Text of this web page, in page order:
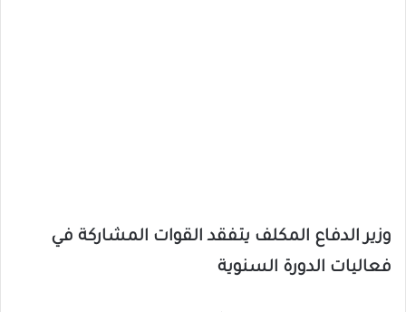
وزير الدفاع المكلف يتفقد القوات المشاركة في
فعاليات الدورة السنوية